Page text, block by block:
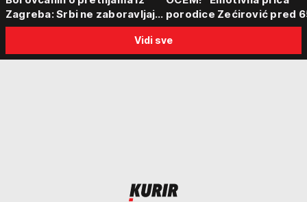
Zagreba: Srbi ne zaboravljaju
progon
porodice Zećirović pred
Sabor trubača u Guči
Vidi sve